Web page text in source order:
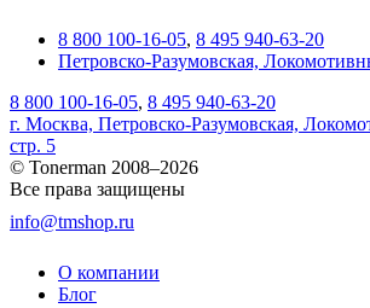
8 800 100-16-05, 8 495 940-63-20
Петровско-Разумовская,
8 800 100-16-05, 8 495 940-63-20
г. Москва, Петровско-Разумовская,
стр. 5
© Tonerman 2008–2026
Все права защищены
info@tmshop.ru
О компании
Блог